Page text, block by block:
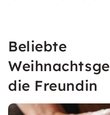
Beliebte
die Freundin